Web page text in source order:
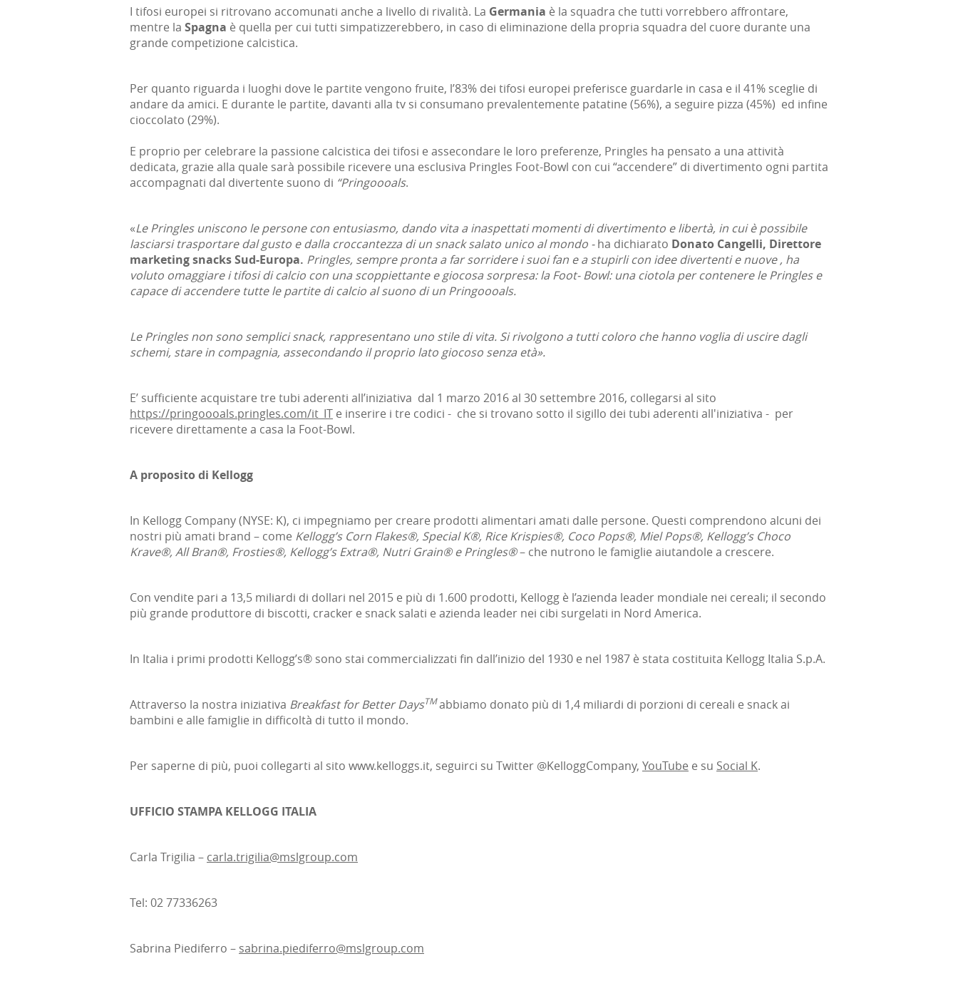
I tifosi europei si ritrovano accomunati anche a livello di rivalità. La Germania è la squadra che tutti vorrebbero affrontare,
mentre la Spagna è quella per cui tutti simpatizzerebbero, in caso di eliminazione della propria squadra del cuore durante una
grande competizione calcistica.
Per quanto riguarda i luoghi dove le partite vengono fruite, l’83% dei tifosi europei preferisce guardarle in casa e il 41% sceglie di
andare da amici. E durante le partite, davanti alla tv si consumano prevalentemente patatine (56%), a seguire pizza (45%) ed infine
cioccolato (29%).
E proprio per celebrare la passione calcistica dei tifosi e assecondare le loro preferenze, Pringles ha pensato a una attività
dedicata, grazie alla quale sarà possibile ricevere una esclusiva Pringles Foot-Bowl con cui “accendere” di divertimento ogni partita
accompagnati dal divertente suono di “Pringoooals.
«Le Pringles uniscono le persone con entusiasmo, dando vita a inaspettati momenti di divertimento e libertà, in cui è possibile
lasciarsi trasportare dal gusto e dalla croccantezza di un snack salato unico al mondo -ha dichiarato Donato Cangelli, Direttore
marketing snacks Sud-Europa. Pringles, sempre pronta a far sorridere i suoi fan e a stupirli con idee divertenti e nuove , ha
voluto omaggiare i tifosi di calcio con una scoppiettante e giocosa sorpresa: la Foot- Bowl: una ciotola per contenere le Pringles e
capace di accendere tutte le partite di calcio al suono di un Pringoooals.
Le Pringles non sono semplici snack, rappresentano uno stile di vita. Si rivolgono a tutti coloro che hanno voglia di uscire dagli
schemi, stare in compagnia, assecondando il proprio lato giocoso senza età».
E’ sufficiente acquistare tre tubi aderenti all’iniziativa dal 1 marzo 2016 al 30 settembre 2016, collegarsi al sito
https://pringoooals.pringles.com/it_IT e inserire i tre codici - che si trovano sotto il sigillo dei tubi aderenti all'iniziativa - per
ricevere direttamente a casa la Foot-Bowl.
A proposito di Kellogg
In Kellogg Company (NYSE: K), ci impegniamo per creare prodotti alimentari amati dalle persone. Questi comprendono alcuni dei
nostri più amati brand – come Kellogg’s Corn Flakes®, Special K®, Rice Krispies®, Coco Pops®, Miel Pops®, Kellogg’s Choco
Krave®, All Bran®, Frosties®, Kellogg’s Extra®, Nutri Grain® e Pringles®– che nutrono le famiglie aiutandole a crescere.
Con vendite pari a 13,5 miliardi di dollari nel 2015 e più di 1.600 prodotti, Kellogg è l’azienda leader mondiale nei cereali; il secondo
più grande produttore di biscotti, cracker e snack salati e azienda leader nei cibi surgelati in Nord America.
In Italia i primi prodotti Kellogg’s® sono stai commercializzati fin dall’inizio del 1930 e nel 1987 è stata costituita Kellogg Italia S.p.A.
Attraverso la nostra iniziativa Breakfast for Better DaysTMabbiamo donato più di 1,4 miliardi di porzioni di cereali e snack ai
bambini e alle famiglie in difficoltà di tutto il mondo.
Per saperne di più, puoi collegarti al sito www.kelloggs.it, seguirci su Twitter @KelloggCompany, YouTube e su Social K.
UFFICIO STAMPA KELLOGG ITALIA
Carla Trigilia – carla.trigilia@mslgroup.com
Tel: 02 77336263
Sabrina Piediferro – sabrina.piediferro@mslgroup.com